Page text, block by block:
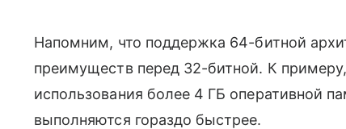
Напомним, что поддержка 64-битной
преимуществ перед 32-битной. К
использования более 4 ГБ оперативной
выполняются гораздо быстрее.